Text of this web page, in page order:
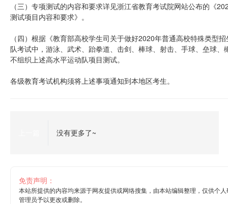
（三）专项测试的内容和要求详见浙江省教育考试院网站公布的《
测试项目内容和要求》。
（四）根据《教育部高校学生司关于做好2020年普通高校特殊类
队考试中，游泳、武术、跆拳道、击剑、棒球、射击、手球、垒球
不组织上述高水平运动队项目测试。
各级教育考试机构须将上述事项通知到本地区考生。
没有更多了~
免责声明：
本站所提供的内容均来源于网友提供或网络搜集，由本站编辑整理，仅供个
管理员予以更改或删除。